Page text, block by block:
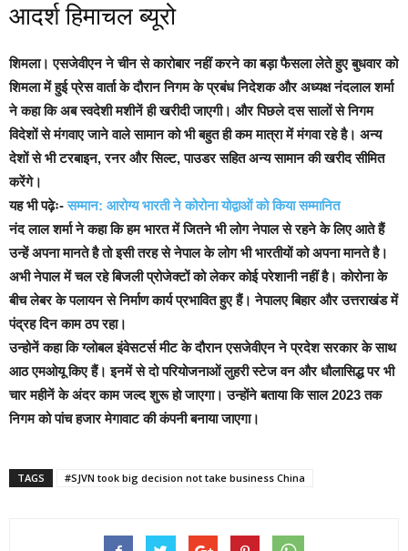
आदर्श हिमाचल ब्यूरो
शिमला। एसजेवीएन ने चीन से कारोबार नहीं करने का बड़ा फैसला लेते हुए बुधवार को
शिमला में हुई प्रेस वार्ता के दौरान निगम के प्रबंध निदेशक और अध्यक्ष नंदलाल शर्मा
ने कहा कि अब स्वदेशी मशीनें ही खरीदी जाएगी। और पिछले दस सालों से निगम
विदेशों से मंगवाए जाने वाले सामान को भी बहुत ही कम मात्रा में मंगवा रहे है। अन्य
देशों से भी टरबाइन, रनर और सिल्ट, पाउडर सहित अन्य सामान की खरीद सीमित
करेंगे।
यह भी पढ़ेः-सम्मान: आरोग्य भारती ने कोरोना योद्वाओं को किया सम्मानित
नंद लाल शर्मा ने कहा कि हम भारत में जितने भी लोग नेपाल से रहने के लिए आते हैं
उन्हें अपना मानते है तो इसी तरह से नेपाल के लोग भी भारतीयों को अपना मानते है।
अभी नेपाल में चल रहे बिजली प्रोजेक्टों को लेकर कोई परेशानी नहीं है। कोरोना के
बीच लेबर के पलायन से निर्माण कार्य प्रभावित हुए हैं। नेपालए बिहार और उत्तराखंड में
पंद्रह दिन काम ठप रहा।
उन्होनें कहा कि ग्लोबल इंवेसटर्स मीट के दौरान एसजेवीएन ने प्रदेश सरकार के साथ
आठ एमओयू किए हैं। इनमें से दो परियोजनाओं लुहरी स्टेज वन और धौलासिद्ध पर भी
चार महीनें के अंदर काम जल्द शुरू हो जाएगा। उन्होंने बताया कि साल 2023 तक
निगम को पांच हजार मेगावाट की कंपनी बनाया जाएगा।
TAGS #SJVN took big decision not take business China